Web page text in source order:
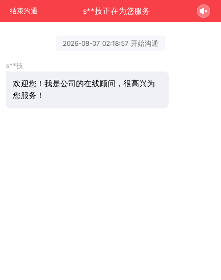
结束沟通 s**技正在为您服务
2026-08-07 02:18:57 开始沟通
s**技
欢迎您！我是公司的在线顾问，很高兴为
您服务！